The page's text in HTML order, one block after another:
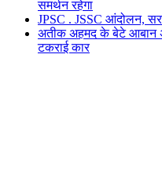
समर्थन रहेगा
JPSC . JSSC आंदोलन,
अतीक अहमद के बेटे आबान
टकराई कार